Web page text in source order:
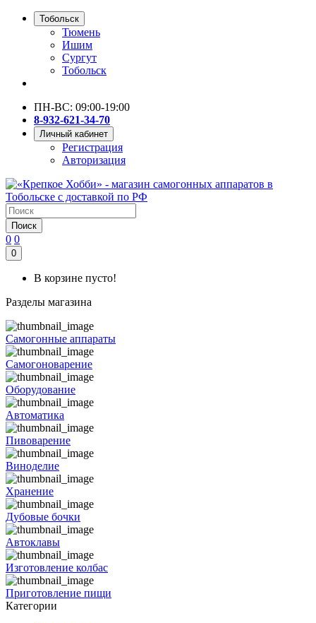
Тобольск
Тюмень
Ишим
Сургут
Тобольск
ПН-ВС: 09:00-19:00
8-932-621-34-70
Личный кабинет
Регистрация
Авторизация
Поиск
0 0
0
В корзине пусто!
Разделы магазина
Самогонные аппараты
Самогоноварение
Оборудование
Автоматика
Пивоварение
Виноделие
Хранение
Дубовые бочки
Автоклавы
Изготовление колбас
Приготовление пищи
Категории